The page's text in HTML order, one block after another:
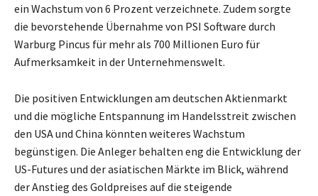
ein Wachstum von 6 Prozent verzeichnete. Zudem sorgte
die bevorstehende Übernahme von PSI Software durch
Warburg Pincus für mehr als 700 Millionen Euro für
Aufmerksamkeit in der Unternehmenswelt.
Die positiven Entwicklungen am deutschen Aktienmarkt
und die mögliche Entspannung im Handelsstreit zwischen
den USA und China könnten weiteres Wachstum
begünstigen. Die Anleger behalten eng die Entwicklung der
US-Futures und der asiatischen Märkte im Blick, während
der Anstieg des Goldpreises auf die steigende